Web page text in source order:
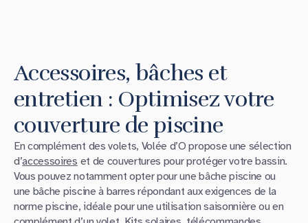
Accessoires, bâches et
entretien : Optimisez votre
couverture de piscine
En complément des volets, Volée d’O propose une sélection
d’accessoires et de couvertures pour protéger votre bassin.
Vous pouvez notamment opter pour une bâche piscine ou
une bâche piscine à barres répondant aux exigences de la
norme piscine, idéale pour une utilisation saisonnière ou en